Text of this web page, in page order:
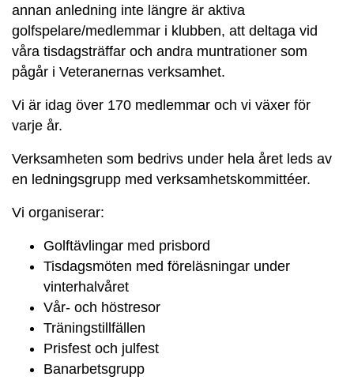
annan anledning inte längre är aktiva
golfspelare/medlemmar i klubben, att deltaga vid
våra tisdagsträffar och andra muntrationer som
pågår i Veteranernas verksamhet.
Vi är idag över 170 medlemmar och vi växer för
varje år.
Verksamheten som bedrivs under hela året leds av
en ledningsgrupp med verksamhetskommittéer.
Vi organiserar:
Golftävlingar med prisbord
Tisdagsmöten med föreläsningar under
vinterhalvåret
Vår- och höstresor
Träningstillfällen
Prisfest och julfest
Banarbetsgrupp